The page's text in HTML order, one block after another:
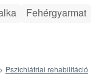
Fehérgyarmat
> Pszichiátriai rehabilitáció